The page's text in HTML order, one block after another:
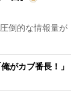
倒的な情報量が
がカブ番長！」